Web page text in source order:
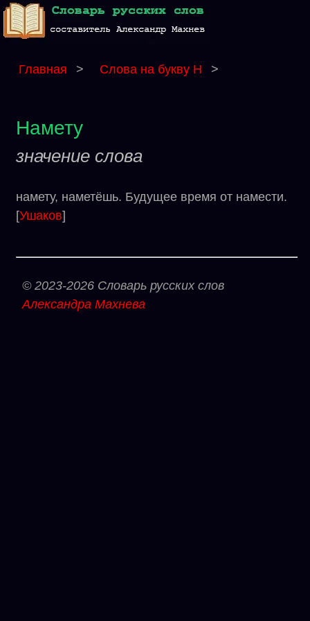
Главная > Слова на букву Н >
Намету
значение слова
намету, наметёшь. Будущее время от намести.
[Ушаков]
© 2023-2026 Словарь русских слов
Александра Махнева